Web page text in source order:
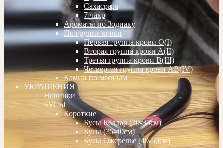
Сахасрара
7 чакр
Ароматы по Зодиаку
По группе крови
Первая группа крови О(I)
Вторая группа крови А(II)
Третья группа крови В(III)
Четвертая группа крови АВ(IV)
Камни по месяцам
УКРАШЕНИЯ
Новинки
БУСЫ
Короткие
Бусы Коллар (30-35см)
Бусы (35-40см)
Бусы Ожерелье (40-50см)